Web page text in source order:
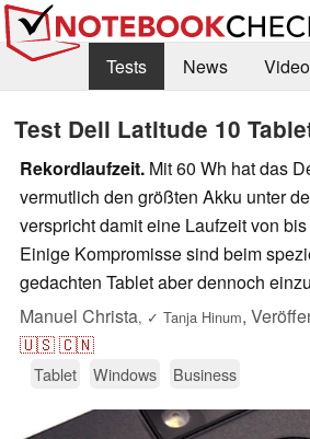
Tests News
Kaufberatung
Deals Suche
Forum
Test Dell Latitude 10
Rekordlaufzeit. Mit 60 Wh hat das
vermutlich den größten Akku unter
verspricht damit eine Laufzeit von
Einige Kompromisse sind beim
gedachten Tablet aber dennoch
Manuel Christa, ✓ Tanja Hinum,
🇺🇸🇨🇳
Tablet Windows Business